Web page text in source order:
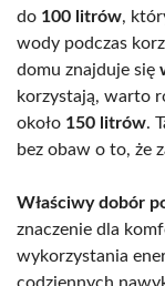
do 100 litrów,
wody podczas
domu znajduje się
korzystają, warto
około 150 litrów.
bez obaw o to, że
Właściwy dobór
znaczenie dla
wykorzystania